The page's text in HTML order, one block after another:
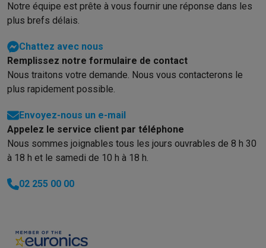
Notre équipe est prête à vous fournir une réponse dans les
plus brefs délais.
Chattez avec nous
Remplissez notre formulaire de contact
Nous traitons votre demande. Nous vous contacterons le
plus rapidement possible.
Envoyez-nous un e-mail
Appelez le service client par téléphone
Nous sommes joignables tous les jours ouvrables de 8 h 30
à 18 h et le samedi de 10 h à 18 h.
02 255 00 00